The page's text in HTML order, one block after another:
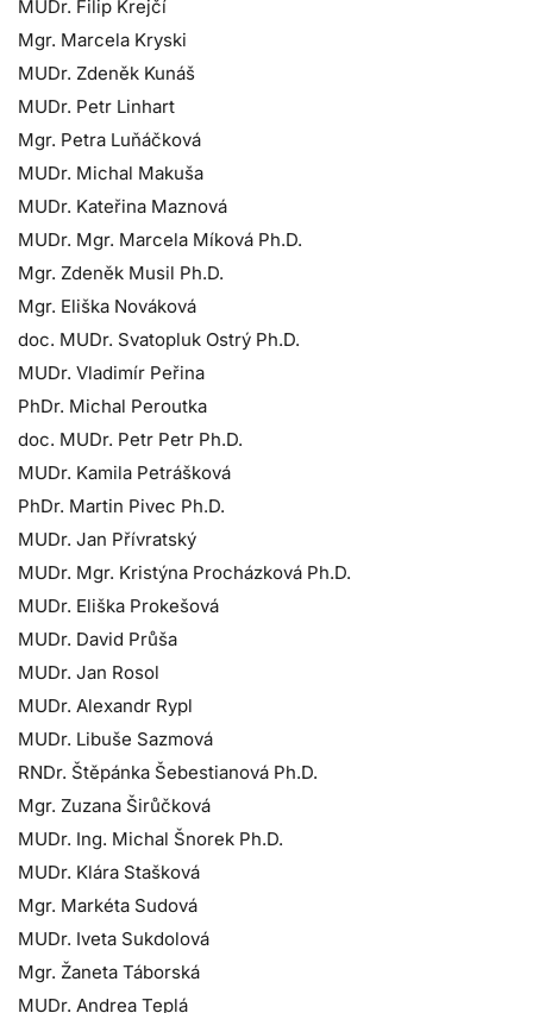
MUDr. Filip Krejčí
Mgr. Marcela Kryski
MUDr. Zdeněk Kunáš
MUDr. Petr Linhart
Mgr. Petra Luňáčková
MUDr. Michal Makuša
MUDr. Kateřina Maznová
MUDr. Mgr. Marcela Míková Ph.D.
Mgr. Zdeněk Musil Ph.D.
Mgr. Eliška Nováková
doc. MUDr. Svatopluk Ostrý Ph.D.
MUDr. Vladimír Peřina
PhDr. Michal Peroutka
doc. MUDr. Petr Petr Ph.D.
MUDr. Kamila Petrášková
PhDr. Martin Pivec Ph.D.
MUDr. Jan Přívratský
MUDr. Mgr. Kristýna Procházková Ph.D.
MUDr. Eliška Prokešová
MUDr. David Průša
MUDr. Jan Rosol
MUDr. Alexandr Rypl
MUDr. Libuše Sazmová
RNDr. Štěpánka Šebestianová Ph.D.
Mgr. Zuzana Širůčková
MUDr. Ing. Michal Šnorek Ph.D.
MUDr. Klára Stašková
Mgr. Markéta Sudová
MUDr. Iveta Sukdolová
Mgr. Žaneta Táborská
MUDr. Andrea Teplá